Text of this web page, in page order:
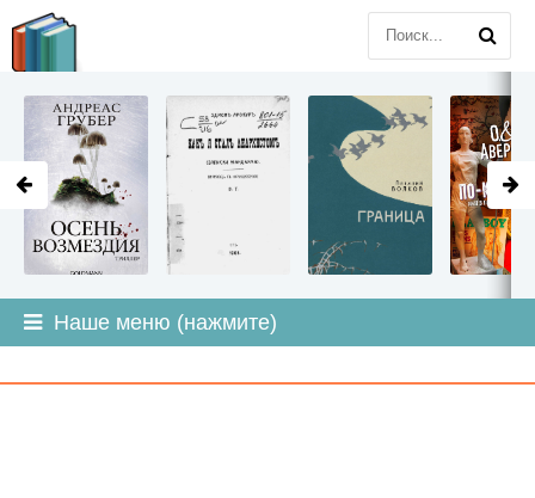
Наше меню (нажмите)
LITMIR.ORG